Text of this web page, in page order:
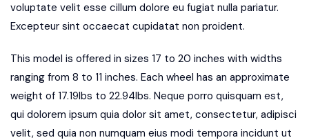
voluptate velit esse cillum dolore eu fugiat nulla pariatur.
Excepteur sint occaecat cupidatat non proident.
This model is offered in sizes 17 to 20 inches with widths
ranging from 8 to 11 inches. Each wheel has an approximate
weight of 17.19lbs to 22.94lbs. Neque porro quisquam est,
qui dolorem ipsum quia dolor sit amet, consectetur, adipisci
velit, sed quia non numquam eius modi tempora incidunt ut